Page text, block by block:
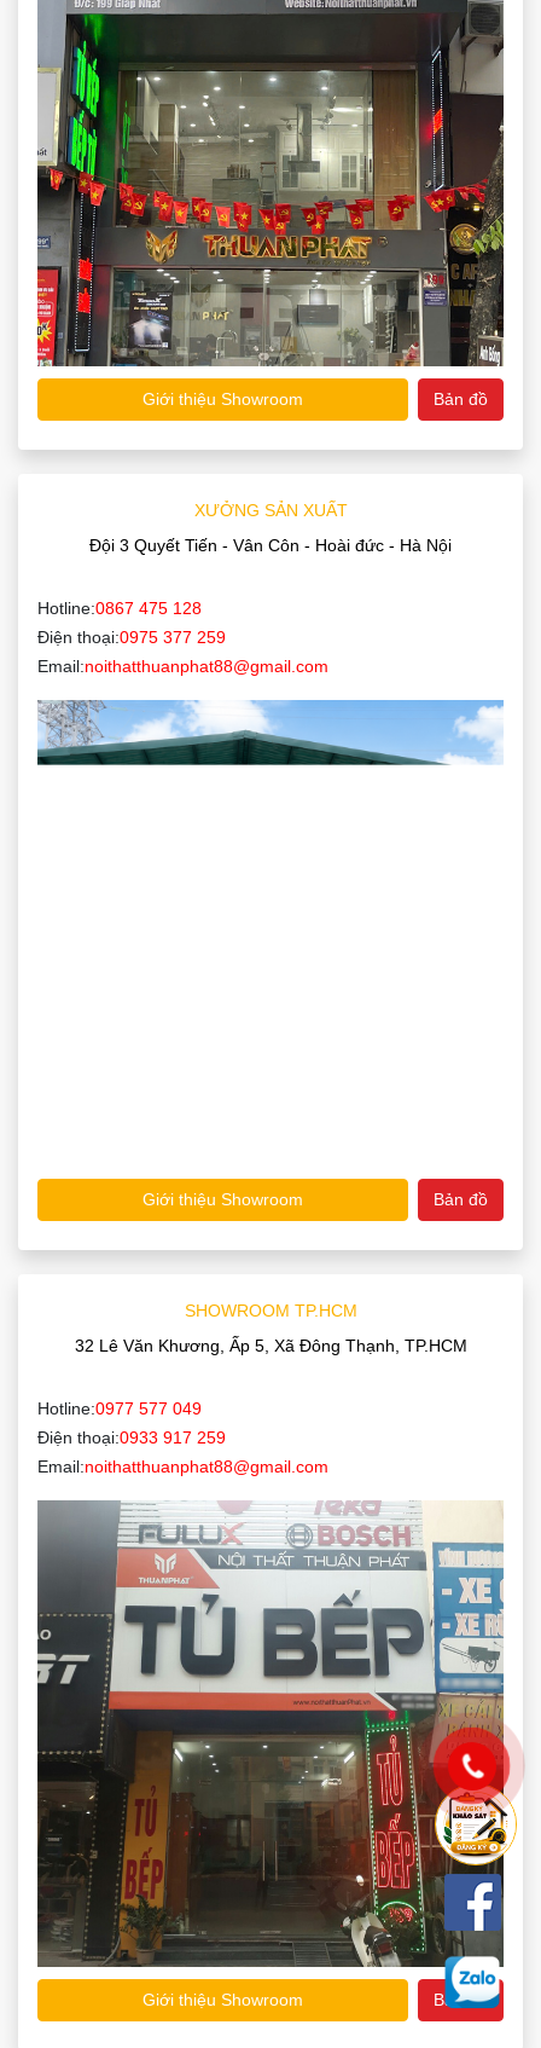
Giới thiệu Showroom Bản đồ
XƯỞNG SẢN XUẤT
Đội 3 Quyết Tiến - Vân Côn - Hoài đức - Hà Nội
Hotline:0867 475 128
Điện thoại:0975 377 259
Email:noithatthuanphat88@gmail.com
Giới thiệu Showroom Bản đồ
SHOWROOM TP.HCM
32 Lê Văn Khương, Ấp 5, Xã Đông Thạnh, TP.HCM
Hotline:0977 577 049
Điện thoại:0933 917 259
Email:noithatthuanphat88@gmail.com
Giới thiệu Showroom Bản đồ